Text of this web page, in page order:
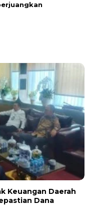
Keuangan Daerah
Dana